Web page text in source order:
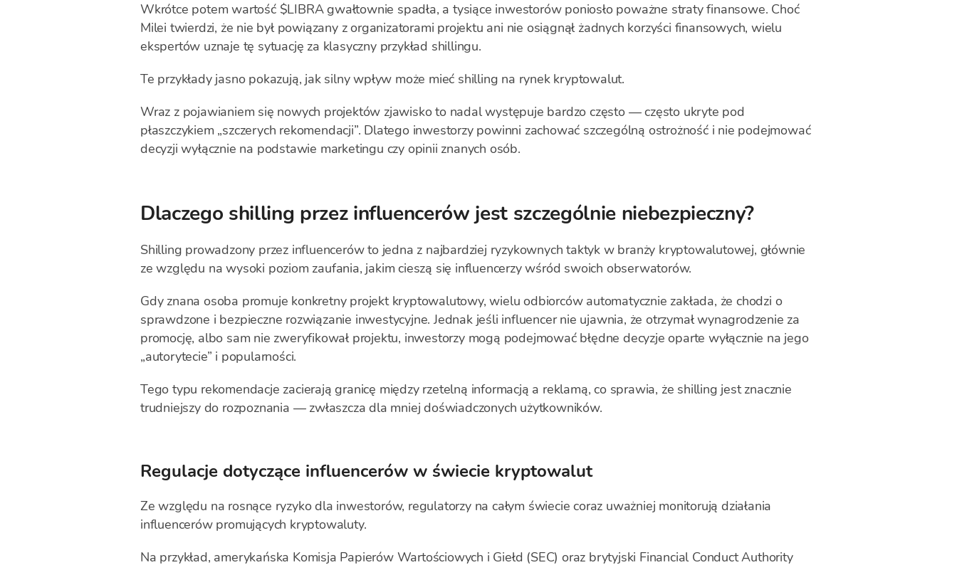
Wkrótce potem wartość $LIBRA gwałtownie spadła, a tysiące inwestorów poniosło poważne straty finansowe. Choć
Milei twierdzi, że nie był powiązany z organizatorami projektu ani nie osiągnął żadnych korzyści finansowych, wielu
ekspertów uznaje tę sytuację za klasyczny przykład shillingu.
Te przykłady jasno pokazują, jak silny wpływ może mieć shilling na rynek kryptowalut.
Wraz z pojawianiem się nowych projektów zjawisko to nadal występuje bardzo często — często ukryte pod
płaszczykiem „szczerych rekomendacji”. Dlatego inwestorzy powinni zachować szczególną ostrożność i nie podejmować
decyzji wyłącznie na podstawie marketingu czy opinii znanych osób.
Dlaczego shilling przez influencerów jest szczególnie niebezpieczny?
Shilling prowadzony przez influencerów to jedna z najbardziej ryzykownych taktyk w branży kryptowalutowej, głównie
ze względu na wysoki poziom zaufania, jakim cieszą się influencerzy wśród swoich obserwatorów.
Gdy znana osoba promuje konkretny projekt kryptowalutowy, wielu odbiorców automatycznie zakłada, że chodzi o
sprawdzone i bezpieczne rozwiązanie inwestycyjne. Jednak jeśli influencer nie ujawnia, że otrzymał wynagrodzenie za
promocję, albo sam nie zweryfikował projektu, inwestorzy mogą podejmować błędne decyzje oparte wyłącznie na jego
„autorytecie” i popularności.
Tego typu rekomendacje zacierają granicę między rzetelną informacją a reklamą, co sprawia, że shilling jest znacznie
trudniejszy do rozpoznania — zwłaszcza dla mniej doświadczonych użytkowników.
Regulacje dotyczące influencerów w świecie kryptowalut
Ze względu na rosnące ryzyko dla inwestorów, regulatorzy na całym świecie coraz uważniej monitorują działania
influencerów promujących kryptowaluty.
Na przykład, amerykańska Komisja Papierów Wartościowych i Giełd (SEC) oraz brytyjski Financial Conduct Authority